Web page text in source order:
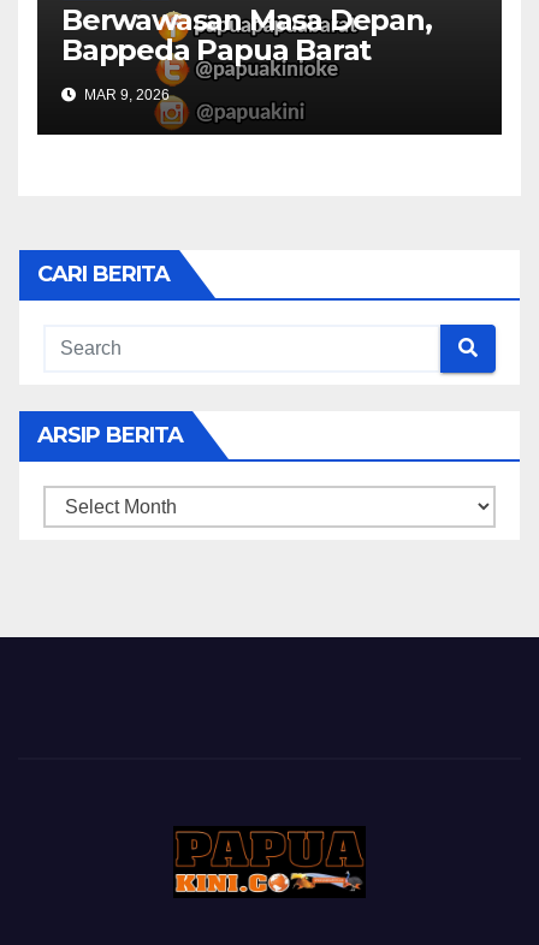
Berwawasan Masa Depan,
Bappeda Papua Barat
Konsultasi Publik RKPD 2027
MAR 9, 2026
CARI BERITA
ARSIP BERITA
ARSIP